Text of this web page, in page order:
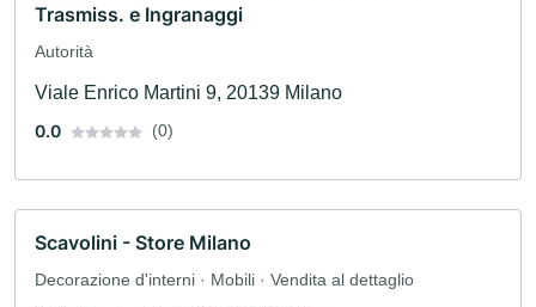
Trasmiss. e Ingranaggi
Autorità
Viale Enrico Martini 9, 20139 Milano
0.0
(0)
Scavolini - Store Milano
Decorazione d'interni · Mobili · Vendita al dettaglio